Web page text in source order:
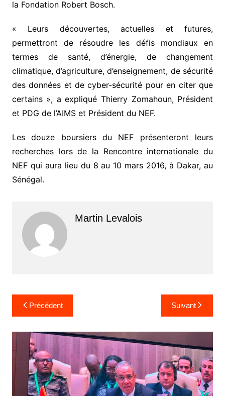
la Fondation Robert Bosch.
« Leurs découvertes, actuelles et futures,
permettront de résoudre les défis mondiaux en
termes de santé, d’énergie, de changement
climatique, d’agriculture, d’enseignement, de sécurité
des données et de cyber-sécurité pour en citer que
certains », a expliqué Thierry Zomahoun, Président
et PDG de l’AIMS et Président du NEF.
Les douze boursiers du NEF présenteront leurs
recherches lors de la Rencontre internationale du
NEF qui aura lieu du 8 au 10 mars 2016, à Dakar, au
Sénégal.
Martin Levalois
Navigation
de
l’article
Précédent Suivant